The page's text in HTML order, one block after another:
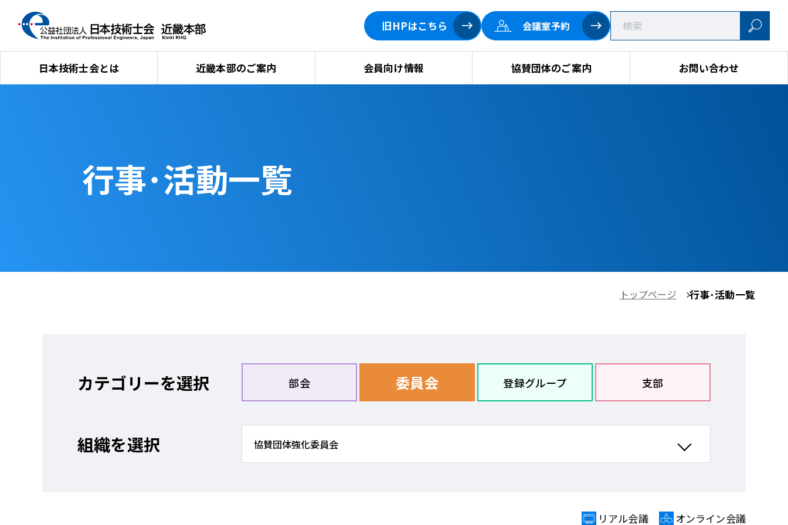
旧HPはこちら 会議室予約
日本技術士会とは 近畿本部のご案内 会員向け情報 協賛団体のご案内 お問い合わせ
行事･活動一覧
トップページ 行事･活動一覧
カテゴリーを選択 部会 委員会 登録グループ 支部
組織を選択
リアル会議 オンライン会議